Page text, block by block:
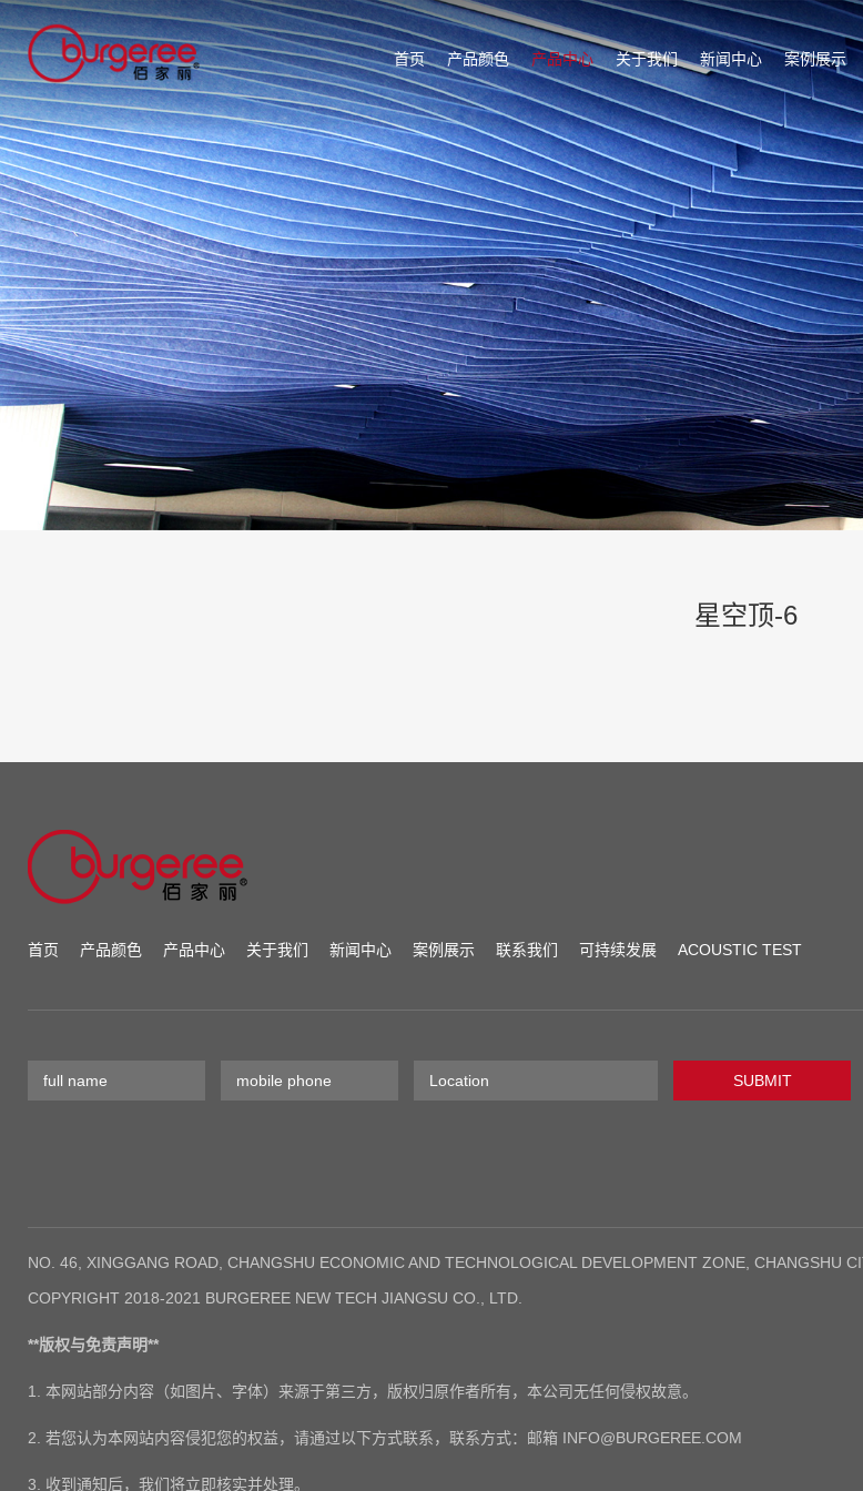
首页 产品颜色 产品中心 关于我们 新闻中心 案例展示
星空顶-6
首页 产品颜色 产品中心 关于我们 新闻中心 案例展示 联系我们 可持续发展 ACOUSTIC TEST
SUBMIT
NO. 46, XINGGANG ROAD, CHANGSHU ECONOMIC AND TECHNOLOGICAL DEVELOPMENT ZONE, CHANGSHU
COPYRIGHT 2018-2021 BURGEREE NEW TECH JIANGSU CO., LTD.
**版权与免责声明**
1. 本网站部分内容（如图片、字体）来源于第三方，版权归原作者所有，本公司无任何侵权故意。
2. 若您认为本网站内容侵犯您的权益，请通过以下方式联系，联系方式：邮箱 INFO@BURGEREE.COM
3. 收到通知后，我们将立即核实并处理。